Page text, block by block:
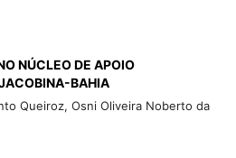
NÚCLEO DE APOIO
BAHIA
Queiroz, Osni Oliveira Noberto da